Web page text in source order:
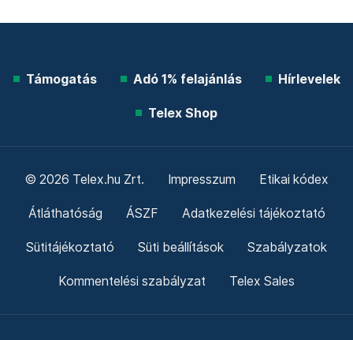
Támogatás Adó 1% felajánlás Hírlevelek
Telex Shop
© 2026 Telex.hu Zrt. Impresszum Etikai kódex
Átláthatóság ÁSZF Adatkezelési tájékoztató
Sütitájékoztató Süti beállítások Szabályzatok
Kommentelési szabályzat Telex Sales